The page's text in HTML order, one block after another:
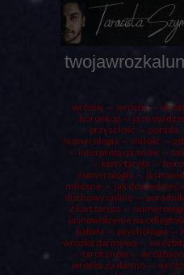
wróżby ⇔ wróżba ⇔
horoskop ⇔
przyszłość ⇔ porada
numerologia ⇔ miłość ⇔
⇔ interpretacja snów ⇔
⇔ karty tarota ⇔
numerologia ⇔
miłosne ⇔ jak dowiedzieć
duchowy online ⇔
z kart tarota ⇔
jasnowidzenie na
kabała ⇔ psychologia
wróżka darmowa ⇔
⇔ tarot snów ⇔
wróżba za darmo ⇔